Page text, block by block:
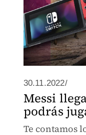
30.11.2022/
Messi
podrás
Te contamos